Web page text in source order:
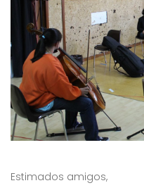
Estimados amigos,